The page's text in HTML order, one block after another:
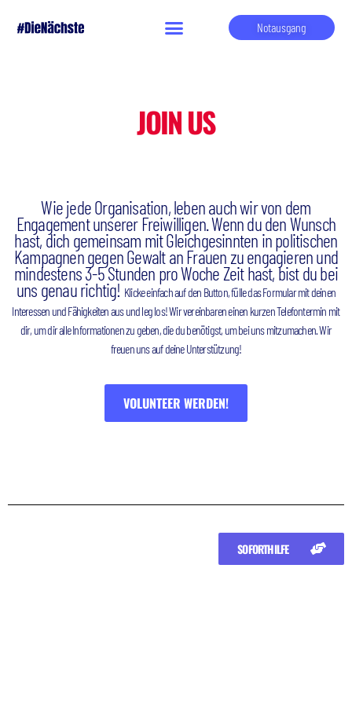
Notausgang
JOIN US
Wie jede Organisation, leben auch wir von dem
Engagement unserer Freiwilligen. Wenn du den Wunsch
hast, dich gemeinsam mit Gleichgesinnten in politischen
Kampagnen gegen Gewalt an Frauen zu engagieren und
mindestens 3-5 Stunden pro Woche Zeit hast, bist du bei
uns genau richtig! Klicke einfach auf den Button, fülle das Formular mit deinen
Interessen und Fähigkeiten aus und leg los! Wir vereinbaren einen kurzen Telefontermin mit
dir, um dir alle Informationen zu geben, die du benötigst, um bei uns mitzumachen. Wir
freuen uns auf deine Unterstützung!
VOLUNTEER WERDEN!
SOFORTHILFE